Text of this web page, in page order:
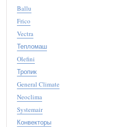
Ballu
Frico
Vectra
Тепломаш
Olefini
Тропик
General Climate
Neoclima
Systemair
Конвекторы